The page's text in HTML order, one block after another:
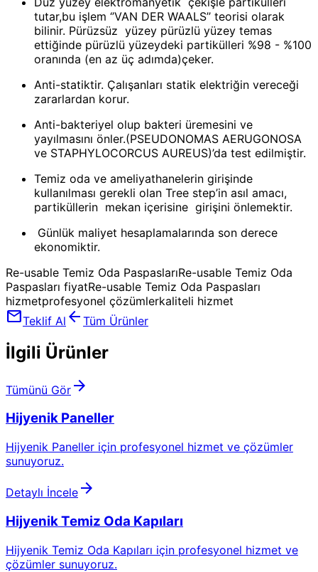
tutar,bu işlem ‘’VAN DER WAALS’’ teorisi olarak
bilinir. Pürüzsüz yüzey pürüzlü yüzey temas
ettiğinde pürüzlü yüzeydeki partikülleri %98 - %100
oranında (en az üç adımda)çeker.
Anti-statiktir. Çalışanları statik elektriğin vereceği
zararlardan korur.
Anti-bakteriyel olup bakteri üremesini ve
yayılmasını önler.(PSEUDONOMAS AERUGONOSA
ve STAPHYLOCORCUS AUREUS)’da test edilmiştir.
Temiz oda ve ameliyathanelerin girişinde
kullanılması gerekli olan Tree step’in asıl amacı,
partiküllerin mekan içerisine girişini önlemektir.
Günlük maliyet hesaplamalarında son derece
ekonomiktir.
Re-usable Temiz Oda PaspaslarıRe-usable Temiz Oda
Paspasları fiyatRe-usable Temiz Oda Paspasları
hizmetprofesyonel çözümlerkaliteli hizmet
mailTeklif Al arrow_back Tüm Ürünler
İlgili Ürünler
Tümünü Gör arrow_forward
Hijyenik Paneller
Hijyenik Paneller için profesyonel hizmet ve çözümler
sunuyoruz.
Detaylı İncele arrow_forward
Hijyenik Temiz Oda Kapıları
Hijyenik Temiz Oda Kapıları için profesyonel hizmet ve
çözümler sunuyoruz.